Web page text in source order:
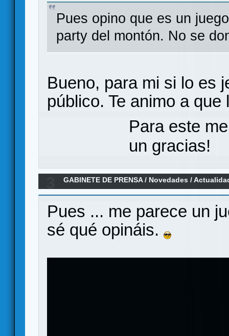
Pues opino que es un
party del montón. No se
Bueno, para mi si lo es
público. Te animo a que
Para este
un gracias!
GABINETE DE PRENSA/ Novedades /
Pues ... me parece un
sé qué opináis.